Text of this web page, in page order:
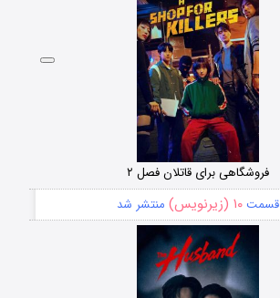
فروشگاهی برای قاتلان فصل ۲
قسمت۱۰ (زیرنویس) منتشر شد